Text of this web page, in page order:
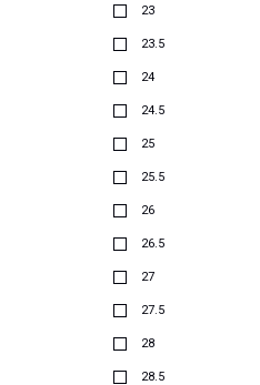
23
23.5
24
24.5
25
25.5
26
26.5
27
27.5
28
28.5